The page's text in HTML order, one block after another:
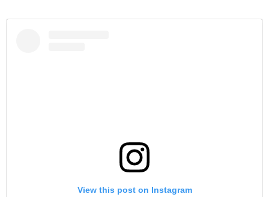
View this post on Instagram